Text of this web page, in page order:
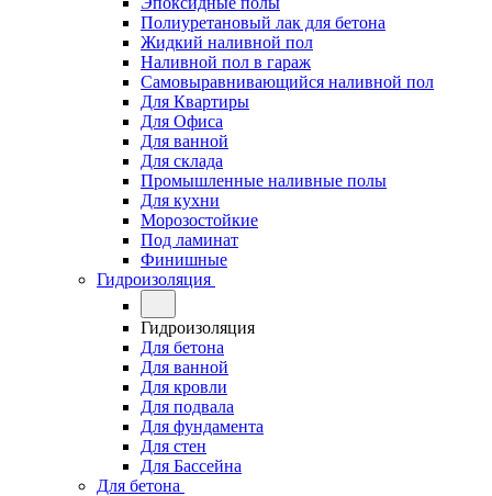
Полиуретановый лак для бетона
Жидкий наливной пол
Наливной пол в гараж
Самовыравнивающийся наливной пол
Для Квартиры
Для Офиса
Для ванной
Для склада
Промышленные наливные полы
Для кухни
Морозостойкие
Под ламинат
Финишные
Гидроизоляция
Гидроизоляция
Для бетона
Для ванной
Для кровли
Для подвала
Для фундамента
Для стен
Для Бассейна
Для бетона